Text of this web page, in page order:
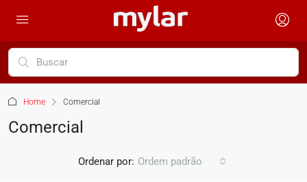
Home Comercial
Comercial
Ordenar por: Ordem padrão